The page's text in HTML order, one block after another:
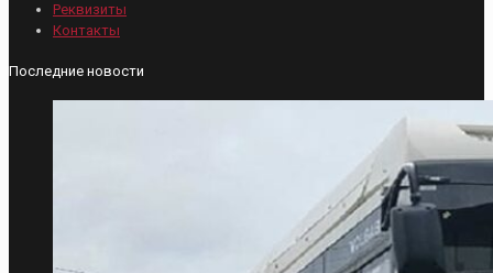
Реквизиты
Контакты
Последние новости